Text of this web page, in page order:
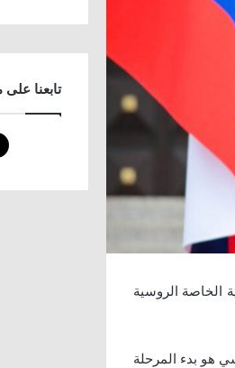
الخاصة الروسية
هو بدء المرحلة
تابعنا